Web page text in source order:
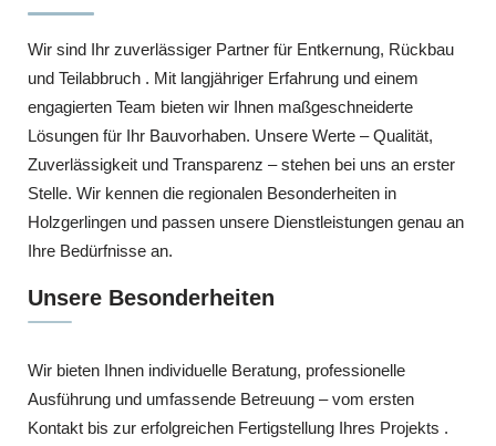
Wir sind Ihr zuverlässiger Partner für Entkernung, Rückbau
und Teilabbruch . Mit langjähriger Erfahrung und einem
engagierten Team bieten wir Ihnen maßgeschneiderte
Lösungen für Ihr Bauvorhaben. Unsere Werte – Qualität,
Zuverlässigkeit und Transparenz – stehen bei uns an erster
Stelle. Wir kennen die regionalen Besonderheiten in
Holzgerlingen und passen unsere Dienstleistungen genau an
Ihre Bedürfnisse an.
Unsere Besonderheiten
Wir bieten Ihnen individuelle Beratung, professionelle
Ausführung und umfassende Betreuung – vom ersten
Kontakt bis zur erfolgreichen Fertigstellung Ihres Projekts .